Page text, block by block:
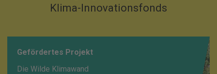
Klima-Innovationsfonds
Gefördertes Projekt
Die Wilde Klimawand